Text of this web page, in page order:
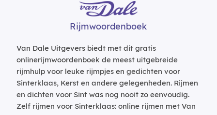
Rijmwoordenboek
Van Dale Uitgevers biedt met dit gratis
onlinerijmwoordenboek de meest uitgebreide
rijmhulp voor leuke rijmpjes en gedichten voor
Sinterklaas, Kerst en andere gelegenheden. Rijmen
en dichten voor Sint was nog nooit zo eenvoudig.
Zelf rijmen voor Sinterklaas: online rijmen met Van